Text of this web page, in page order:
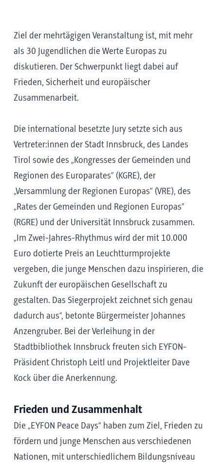
Ziel der mehrtägigen Veranstaltung ist, mit mehr
als 30 Jugendlichen die Werte Europas zu
diskutieren. Der Schwerpunkt liegt dabei auf
Frieden, Sicherheit und europäischer
Zusammenarbeit.
Die international besetzte Jury setzte sich aus
Vertreter:innen der Stadt Innsbruck, des Landes
Tirol sowie des „Kongresses der Gemeinden und
Regionen des Europarates” (KGRE), der
„Versammlung der Regionen Europas” (VRE), des
„Rates der Gemeinden und Regionen Europas”
(RGRE) und der Universität Innsbruck zusammen.
„Im Zwei-Jahres-Rhythmus wird der mit 10.000
Euro dotierte Preis an Leuchtturmprojekte
vergeben, die junge Menschen dazu inspirieren, die
Zukunft der europäischen Gesellschaft zu
gestalten. Das Siegerprojekt zeichnet sich genau
dadurch aus“, betonte Bürgermeister Johannes
Anzengruber. Bei der Verleihung in der
Stadtbibliothek Innsbruck freuten sich EYFON-
Präsident Christoph Leitl und Projektleiter Dave
Kock über die Anerkennung.
Frieden und Zusammenhalt
Die „EYFON Peace Days“ haben zum Ziel, Frieden zu
fördern und junge Menschen aus verschiedenen
Nationen, mit unterschiedlichem Bildungsniveau